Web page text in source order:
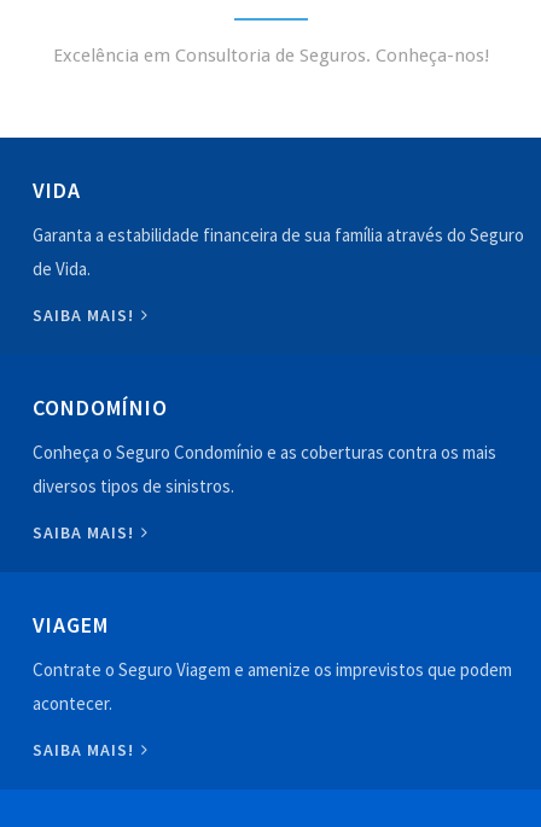
Excelência em Consultoria de Seguros. Conheça-nos!
VIDA
Garanta a estabilidade financeira de sua família através do Seguro
de Vida.
SAIBA MAIS!
CONDOMÍNIO
Conheça o Seguro Condomínio e as coberturas contra os mais
diversos tipos de sinistros.
SAIBA MAIS!
VIAGEM
Contrate o Seguro Viagem e amenize os imprevistos que podem
acontecer.
SAIBA MAIS!